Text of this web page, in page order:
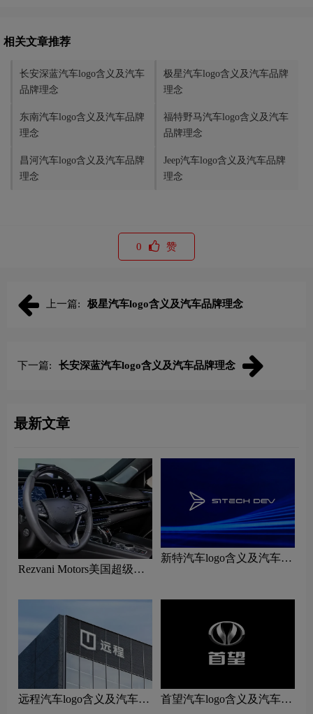
相关文章推荐
长安深蓝汽车logo含义及汽车
品牌理念
极星汽车logo含义及汽车品牌
理念
东南汽车logo含义及汽车品牌
理念
福特野马汽车logo含义及汽车
品牌理念
昌河汽车logo含义及汽车品牌
理念
Jeep汽车logo含义及汽车品牌
理念
0 赞
上一篇: 极星汽车logo含义及汽车品牌理念
下一篇: 长安深蓝汽车logo含义及汽车品牌理念
最新文章
Rezvani Motors美国超级跑
新特汽车logo含义及汽车品
远程汽车logo含义及汽车品
首望汽车logo含义及汽车品